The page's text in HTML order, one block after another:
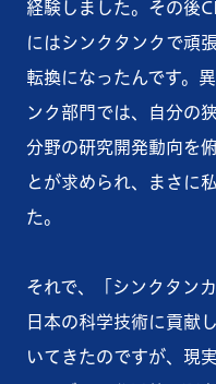
経験しました。その後
にはシンクタンクで頑
転換になったんです。
ンク部門では、自分の
分野の研究開発動向を
とが求められ、まさに
た。
それで、「シンクタン
日本の科学技術に貢献
いてきたのですが、現